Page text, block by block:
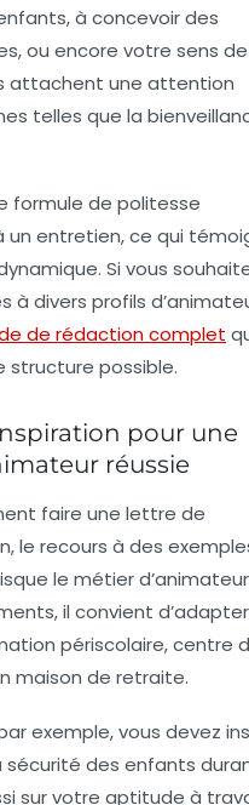
à concevoir des
ou encore votre sens de
attachent une attention
telles que la
formule de politesse
entretien, ce qui
Si vous
divers profils
de rédaction complet
structure possible.
pour une
réussie
faire une lettre de
le recours à des
le métier
il convient d’adapter
périscolaire, centre
maison de retraite.
exemple, vous devez
sécurité des enfants
sur votre aptitude à